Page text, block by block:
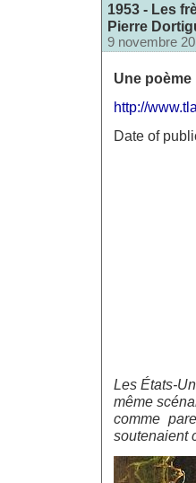
1953 - Les
Pierre
9 novembre
Une
http://
Date of
Les États-
même
comme
soutenaient